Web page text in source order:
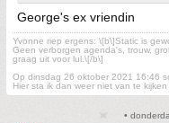
George's ex vriendin
Yvonne riep ergens: \[b\]Static is
Geen verborgen agenda's, trouw,
graag uit voor lul.\[/b\]
Op dinsdag 26 oktober 2021 16:46
Hier sta ik dan weer niet van te
•